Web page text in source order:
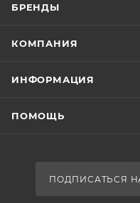
БРЕНДЫ
КОМПАНИЯ
ИНФОРМАЦИЯ
ПОМОЩЬ
ПОДПИСАТЬСЯ